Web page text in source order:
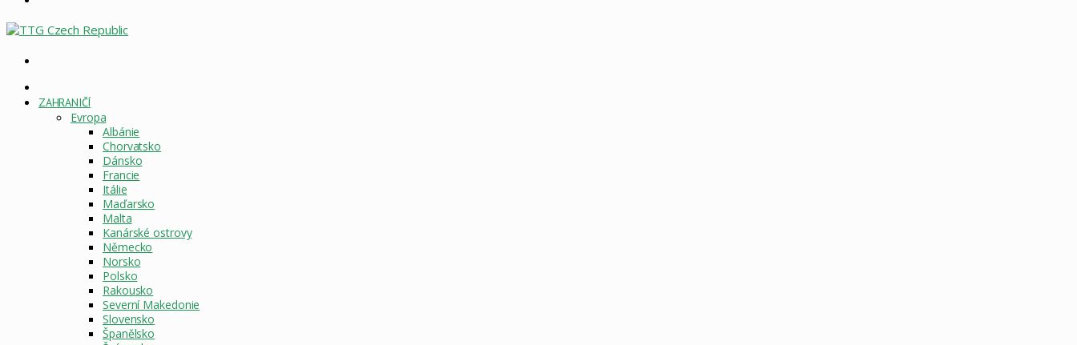
STRÁNKA
ZAHRANIČÍ
Evropa
Albánie
Chorvatsko
Dánsko
Francie
Itálie
Maďarsko
Malta
Kanárské ostrovy
Německo
Norsko
Polsko
Rakousko
Severní Makedonie
Slovensko
Španělsko